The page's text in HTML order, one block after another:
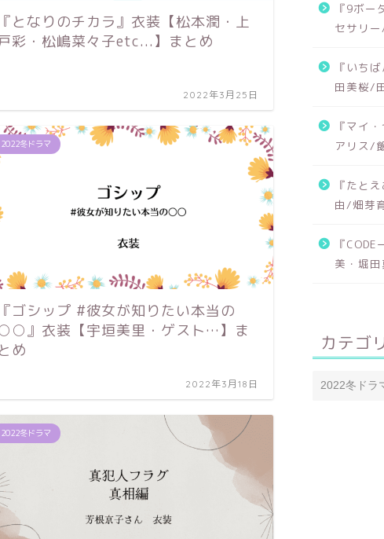
『となりのチカラ』衣装【松本潤・上
彩・松嶋菜々子etc...】まとめ
2022年3月25日
2022冬ドラマ
『ゴシップ #彼女が知りたい本当の
』衣装【宇垣美里・ゲスト…】ま
め
2022年3月18日
2022冬ドラマ
『9ボー
セサリ
『いち
田美桜/
『マイ
アリス/
『たと
由/畑芽
『
美・堀
カテゴ